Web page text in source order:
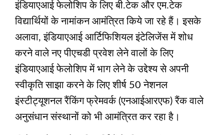
इंडियाएआई फेलोशिप के लिए बी.टेक और एम.टेक
विद्यार्थियों के नामांकन आमंत्रित किये जा रहे हैं। इसके
अलावा, इंडियाएआई आर्टिफिशियल इंटेलिजेंस में शोध
करने वाले नए पीएचडी प्रवेश लेने वालों के लिए
इंडियाएआई फेलोशिप में भाग लेने के उद्देश्य से अपनी
स्वीकृति साझा करने के लिए शीर्ष 50 नेशनल
इंस्टीट्यूशनल रैंकिंग फ्रेमवर्क (एनआईआरएफ) रैंक वाले
अनुसंधान संस्थानों को भी आमंत्रित कर रहा है।